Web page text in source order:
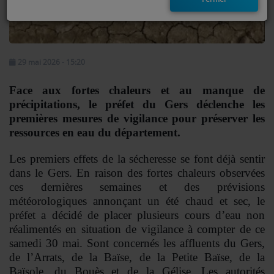
EMISSIONS
EVÈNEMENTS
JEUX CONCOURS
CONTACTEZ-NOUS
RÉGIE PUBLICTIAIRE
Face aux fortes chaleurs et au manque de
précipitations, le préfet du Gers déclenche les
premières mesures de vigilance pour préserver les
ressources en eau du département.
Les premiers effets de la sécheresse se font déjà sentir
dans le Gers. En raison des fortes chaleurs observées
ces dernières semaines et des prévisions
météorologiques annonçant un été chaud et sec, le
préfet a décidé de placer plusieurs cours d’eau non
réalimentés en situation de vigilance à compter de ce
samedi 30 mai. Sont concernés les affluents du Gers,
de l’Arrats, de la Baïse, de la Petite Baïse, de la
Baïsole, du Bouès et de la Gélise. Les autorités